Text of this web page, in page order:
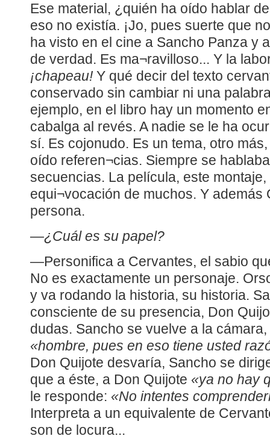
Ese material, ¿quién ha oído hablar
eso no existía. ¡Jo, pues suerte que
ha visto en el cine a Sancho Panza y
de verdad. Es ma¬ravilloso... Y la
¡chapeau!Y qué decir del texto
conservado sin cambiar ni una
ejemplo, en el libro hay un momento
cabalga al revés. A nadie se le ha
sí. Es cojonudo. Es un tema, otro
oído referen¬cias. Siempre se
secuencias. La película, este
equi¬vocación de muchos. Y además
persona.
—¿Cuál es su papel?
—Personifica a Cervantes, el sabio
No es exactamente un personaje.
y va rodando la historia, su historia.
consciente de su presencia, Don
dudas. Sancho se vuelve a la
«hombre, pues en eso tiene usted
Don Quijote desvaría, Sancho se
que a éste, a Don Quijote «ya no hay
le responde: «No intentes
Interpreta a un equivalente de
son de locura...